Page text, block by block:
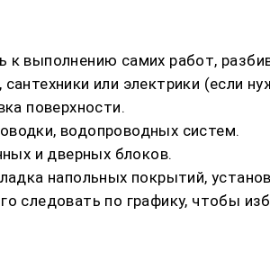
выполнению самих работ,
или электрики (если
поверхности.
водопроводных систем.
и дверных блоков.
напольных покрытий,
следовать по графику, чтобы